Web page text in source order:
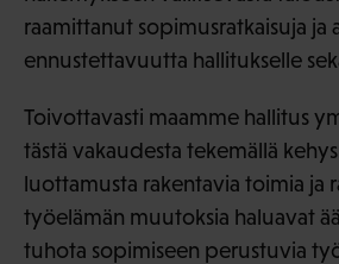
raamittanut sopimusratkaisuja ja
ennustettavuutta hallitukselle
Toivottavasti maamme hallitus
tästä vakaudesta tekemällä
luottamusta rakentavia toimia ja
työelämän muutoksia haluavat
tuhota sopimiseen perustuvia